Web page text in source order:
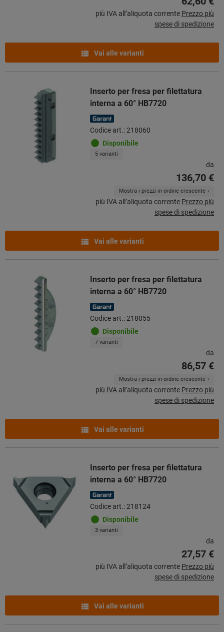
più IVA all’aliquota corrente Prezzo più
spese di spedizione
Vai alle varianti
Inserto per fresa per filettatura
interna a 60° HB7720
Codice art.: 218060
Disponibile
5 varianti
da
136,70 €
Mostra i prezzi in ordine crescente
più IVA all’aliquota corrente Prezzo più
spese di spedizione
Vai alle varianti
Inserto per fresa per filettatura
interna a 60° HB7720
Codice art.: 218055
Disponibile
7 varianti
da
86,57 €
Mostra i prezzi in ordine crescente
più IVA all’aliquota corrente Prezzo più
spese di spedizione
Vai alle varianti
Inserto per fresa per filettatura
interna a 60° HB7720
Codice art.: 218124
Disponibile
3 varianti
da
27,57 €
più IVA all’aliquota corrente Prezzo più
spese di spedizione
Vai alle varianti